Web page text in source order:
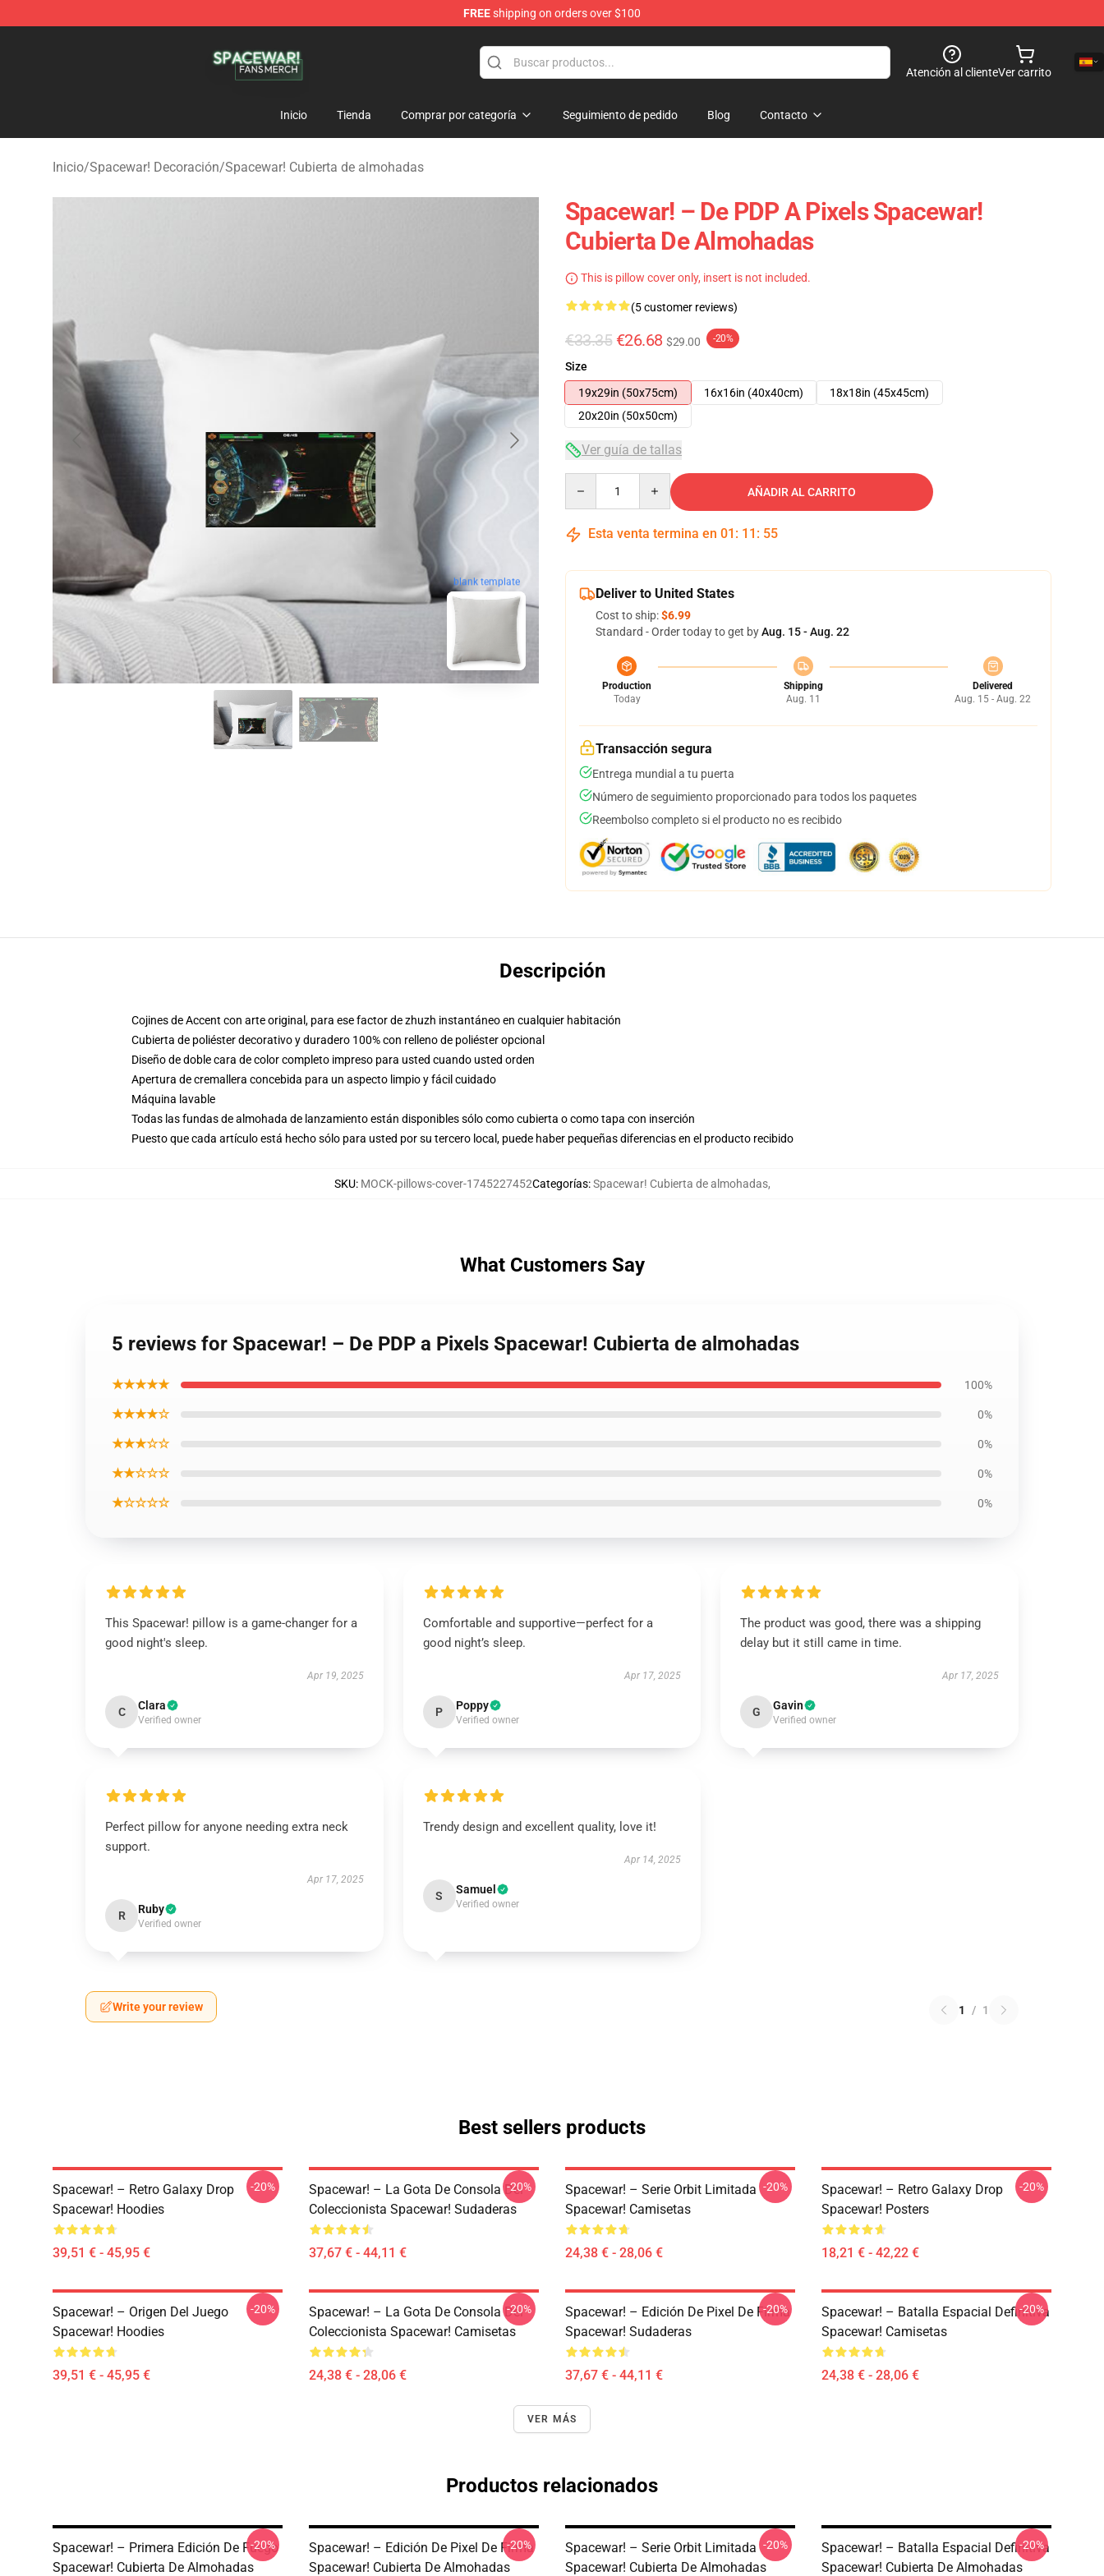
FREEshipping on orders over $100
Atención al clienteVer carrito
Inicio Tienda Comprar por categoría Seguimiento de pedido Blog Contacto
Inicio/Spacewar! Decoración/Spacewar! Cubierta de almohadas
blank template
Spacewar! – De PDP A Pixels Spacewar!
Cubierta De Almohadas
This is pillow cover only, insert is not included.
(5 customer reviews)
€33.35 €26.68 $29.00 -20%
Size
19x29in (50x75cm)
16x16in (40x40cm)
18x18in (45x45cm)
20x20in (50x50cm)
Ver guía de tallas
AÑADIR AL CARRITO
Esta venta termina en 01 : 11 : 54
Deliver to United States
Cost to ship:$6.99
Standard - Order today to get byAug. 15 - Aug. 22
Production
Today
Shipping
Aug. 11
Delivered
Aug. 15 - Aug. 22
Transacción segura
Entrega mundial a tu puerta
Número de seguimiento proporcionado para todos los paquetes
Reembolso completo si el producto no es recibido
Descripción
Cojines de Accent con arte original, para ese factor de zhuzh instantáneo en cualquier habitación
Cubierta de poliéster decorativo y duradero 100% con relleno de poliéster opcional
Diseño de doble cara de color completo impreso para usted cuando usted orden
Apertura de cremallera concebida para un aspecto limpio y fácil cuidado
Máquina lavable
Todas las fundas de almohada de lanzamiento están disponibles sólo como cubierta o como tapa con inserción
Puesto que cada artículo está hecho sólo para usted por su tercero local, puede haber pequeñas diferencias en el producto recibido
SKU: MOCK-pillows-cover-1745227452Categorías:Spacewar! Cubierta de almohadas,
What Customers Say
5 reviews for Spacewar! – De PDP a Pixels Spacewar! Cubierta de almohadas
★★★★★ 100%
★★★★☆ 0%
★★★☆☆ 0%
★★☆☆☆ 0%
★☆☆☆☆ 0%
This Spacewar! pillow is a game-changer for a
good night's sleep.
Apr 19, 2025
C Clara
Verified owner
Comfortable and supportive—perfect for a
good night’s sleep.
Apr 17, 2025
P Poppy
Verified owner
The product was good, there was a shipping
delay but it still came in time.
Apr 17, 2025
G Gavin
Verified owner
Perfect pillow for anyone needing extra neck
support.
Apr 17, 2025
R Ruby
Verified owner
Trendy design and excellent quality, love it!
Apr 14, 2025
S Samuel
Verified owner
Write your review 1 / 1
Best sellers products
Spacewar! – Retro Galaxy Drop
Spacewar! Hoodies
39,51 € - 45,95 €
-20%
Spacewar! – La Gota De Consola Del
Coleccionista Spacewar! Sudaderas
37,67 € - 44,11 €
-20%
Spacewar! – Serie Orbit Limitada
Spacewar! Camisetas
24,38 € - 28,06 €
-20%
Spacewar! – Retro Galaxy Drop
Spacewar! Posters
18,21 € - 42,22 €
-20%
Spacewar! – Origen Del Juego
Spacewar! Hoodies
39,51 € - 45,95 €
-20%
Spacewar! – La Gota De Consola Del
Coleccionista Spacewar! Camisetas
24,38 € - 28,06 €
-20%
Spacewar! – Edición De Pixel De Firma
Spacewar! Sudaderas
37,67 € - 44,11 €
-20%
Spacewar! – Batalla Espacial Definitiva
Spacewar! Camisetas
24,38 € - 28,06 €
-20%
VER MÁS
Productos relacionados
Spacewar! – Primera Edición De Fuego
Spacewar! Cubierta De Almohadas
-20%
Spacewar! – Edición De Pixel De Firma
Spacewar! Cubierta De Almohadas
-20%
Spacewar! – Serie Orbit Limitada
Spacewar! Cubierta De Almohadas
-20%
Spacewar! – Batalla Espacial Definitiva
Spacewar! Cubierta De Almohadas
-20%